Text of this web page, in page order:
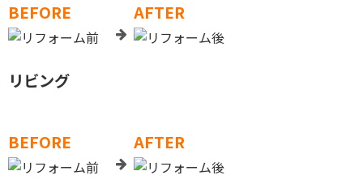
BEFORE AFTER
リビング
BEFORE AFTER